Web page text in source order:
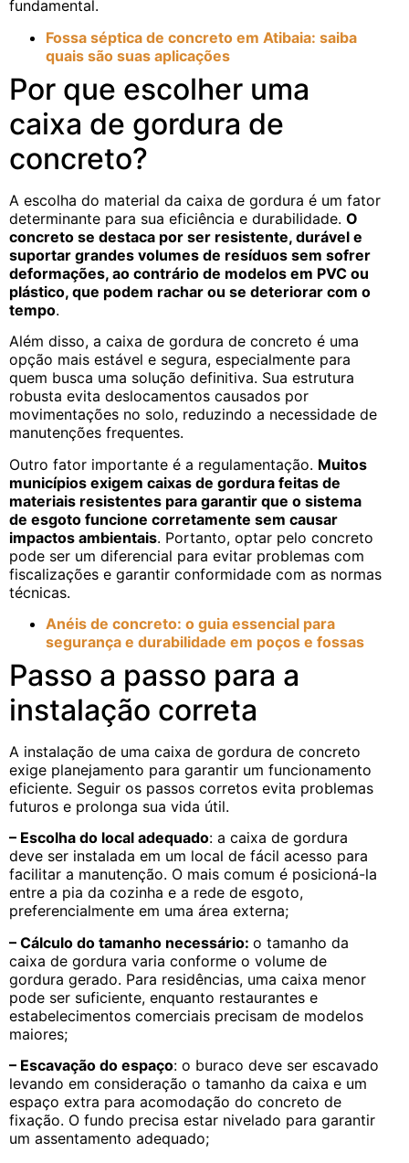
fundamental.
Fossa séptica de concreto em Atibaia: saiba
quais são suas aplicações
Por que escolher uma
caixa de gordura de
concreto?
A escolha do material da caixa de gordura é um fator
determinante para sua eficiência e durabilidade. O
concreto se destaca por ser resistente, durável e
suportar grandes volumes de resíduos sem sofrer
deformações, ao contrário de modelos em PVC ou
plástico, que podem rachar ou se deteriorar com o
tempo.
Além disso, a caixa de gordura de concreto é uma
opção mais estável e segura, especialmente para
quem busca uma solução definitiva. Sua estrutura
robusta evita deslocamentos causados por
movimentações no solo, reduzindo a necessidade de
manutenções frequentes.
Outro fator importante é a regulamentação. Muitos
municípios exigem caixas de gordura feitas de
materiais resistentes para garantir que o sistema
de esgoto funcione corretamente sem causar
impactos ambientais. Portanto, optar pelo concreto
pode ser um diferencial para evitar problemas com
fiscalizações e garantir conformidade com as normas
técnicas.
Anéis de concreto: o guia essencial para
segurança e durabilidade em poços e fossas
Passo a passo para a
instalação correta
A instalação de uma caixa de gordura de concreto
exige planejamento para garantir um funcionamento
eficiente. Seguir os passos corretos evita problemas
futuros e prolonga sua vida útil.
– Escolha do local adequado: a caixa de gordura
deve ser instalada em um local de fácil acesso para
facilitar a manutenção. O mais comum é posicioná-la
entre a pia da cozinha e a rede de esgoto,
preferencialmente em uma área externa;
– Cálculo do tamanho necessário: o tamanho da
caixa de gordura varia conforme o volume de
gordura gerado. Para residências, uma caixa menor
pode ser suficiente, enquanto restaurantes e
estabelecimentos comerciais precisam de modelos
maiores;
– Escavação do espaço: o buraco deve ser escavado
levando em consideração o tamanho da caixa e um
espaço extra para acomodação do concreto de
fixação. O fundo precisa estar nivelado para garantir
um assentamento adequado;